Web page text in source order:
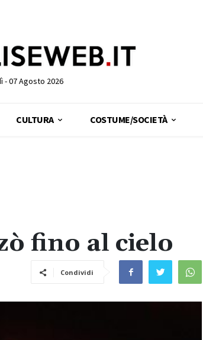
- 07 Agosto 2026
CULTURA COSTUME/SOCIETÀ
fino al cielo
Condividi